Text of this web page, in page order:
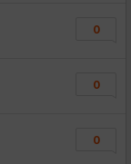
0
0
0